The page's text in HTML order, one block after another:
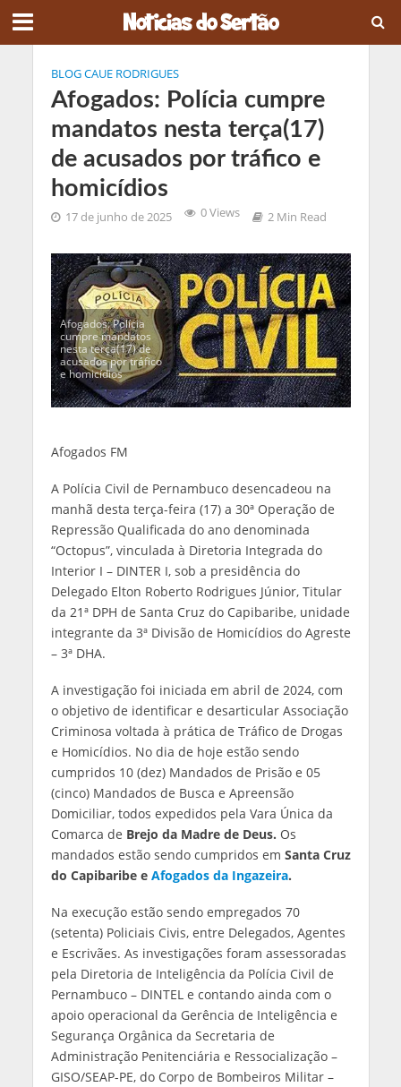
BLOG CAUE RODRIGUES
Afogados: Polícia cumpre
mandatos nesta terça(17)
de acusados por tráfico e
homicídios
17 de junho de 2025 0 Views 2 Min Read
Afogados: Polícia
cumpre mandatos
nesta terça(17) de
acusados por tráfico
e homicídios
Afogados FM
A Polícia Civil de Pernambuco desencadeou na
manhã desta terça-feira (17) a 30ª Operação de
Repressão Qualificada do ano denominada
“Octopus”, vinculada à Diretoria Integrada do
Interior I – DINTER I, sob a presidência do
Delegado Elton Roberto Rodrigues Júnior, Titular
da 21ª DPH de Santa Cruz do Capibaribe, unidade
integrante da 3ª Divisão de Homicídios do Agreste
– 3ª DHA.
A investigação foi iniciada em abril de 2024, com
o objetivo de identificar e desarticular Associação
Criminosa voltada à prática de Tráfico de Drogas
e Homicídios. No dia de hoje estão sendo
cumpridos 10 (dez) Mandados de Prisão e 05
(cinco) Mandados de Busca e Apreensão
Domiciliar, todos expedidos pela Vara Única da
Comarca de Brejo da Madre de Deus. Os
mandados estão sendo cumpridos em Santa Cruz
do Capibaribe e Afogados da Ingazeira.
Na execução estão sendo empregados 70
(setenta) Policiais Civis, entre Delegados, Agentes
e Escrivães. As investigações foram assessoradas
pela Diretoria de Inteligência da Polícia Civil de
Pernambuco – DINTEL e contando ainda com o
apoio operacional da Gerência de Inteligência e
Segurança Orgânica da Secretaria de
Administração Penitenciária e Ressocialização –
GISO/SEAP-PE, do Corpo de Bombeiros Militar –